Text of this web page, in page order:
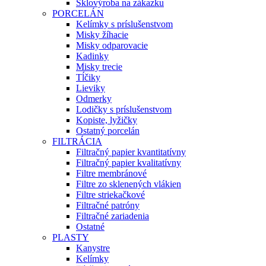
Sklovýroba na zákazku
PORCELÁN
Kelímky s príslušenstvom
Misky žíhacie
Misky odparovacie
Kadinky
Misky trecie
Tĺčiky
Lieviky
Odmerky
Lodičky s príslušenstvom
Kopiste, lyžičky
Ostatný porcelán
FILTRÁCIA
Filtračný papier kvantitatívny
Filtračný papier kvalitatívny
Filtre membránové
Filtre zo sklenených vlákien
Filtre striekačkové
Filtračné patróny
Filtračné zariadenia
Ostatné
PLASTY
Kanystre
Kelímky